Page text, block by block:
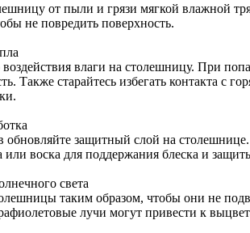
от пыли и грязи мягкой влажной
не повредить поверхность.
воздействия влаги на столешницу. При
Также старайтесь избегать контакта с
обновляйте защитный слой на
или воска для поддержания блеска и
света
таким образом, чтобы они не
лучи могут привести к